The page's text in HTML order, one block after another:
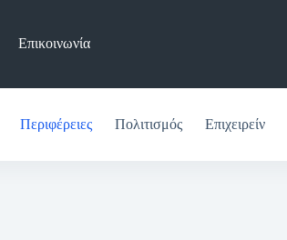
Επικοινωνία
Περιφέρειες Πολιτισμός Επιχειρείν